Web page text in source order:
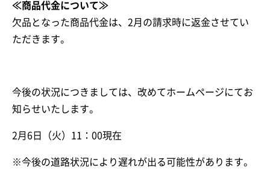
≪商品代金について≫
欠品となった商品代金は、2月の請求時に返金させてい
ただきます。
今後の状況につきましては、改めてホームページにてお
知らせいたします。
2月6日（火）11：00現在
※今後の道路状況により遅れが出る可能性があります。